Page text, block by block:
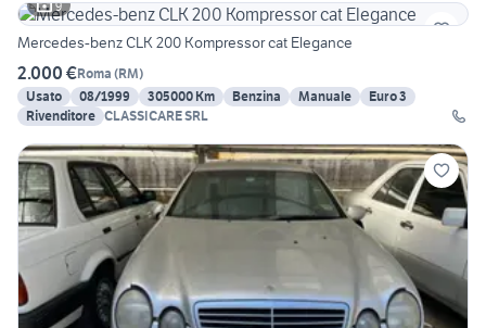
9
Mercedes-benz CLK 200 Kompressor cat Elegance
2.000 €Roma (RM)
Usato
08/1999 305000 Km Benzina Manuale
Euro 3
Rivenditore CLASSICARE SRL